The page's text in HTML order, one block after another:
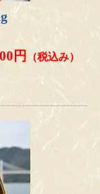
円 （税込み）